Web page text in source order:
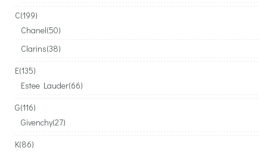
C(199)
Chanel(50)
Clarins(38)
E(135)
Estee Lauder(66)
G(116)
Givenchy(27)
K(86)